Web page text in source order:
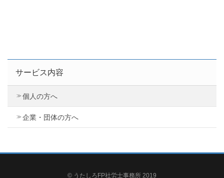
サービス内容
個人の方へ
企業・団体の方へ
© うたしろFP社労士事務所 2019